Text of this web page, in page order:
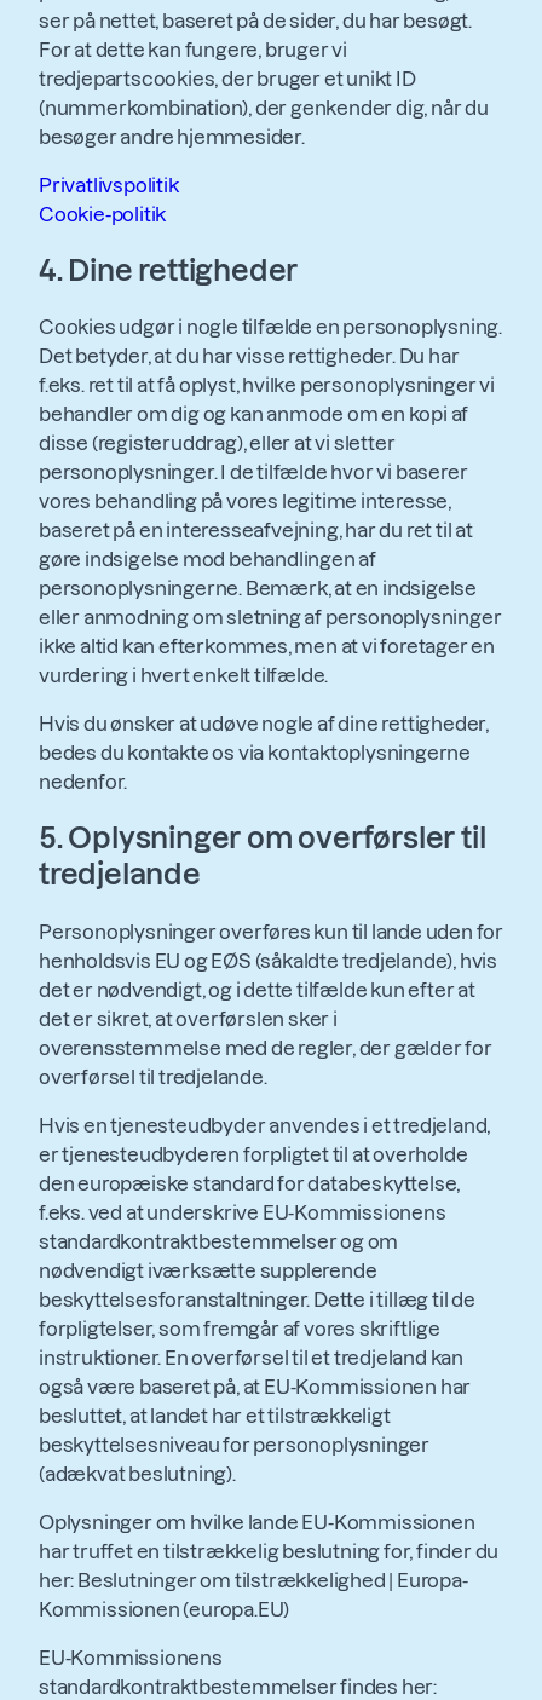
ser på nettet, baseret på de sider, du har besøgt.
For at dette kan fungere, bruger vi
tredjepartscookies, der bruger et unikt ID
(nummerkombination), der genkender dig, når du
besøger andre hjemmesider.
Privatlivspolitik
Cookie-politik
4. Dine rettigheder
Cookies udgør i nogle tilfælde en personoplysning.
Det betyder, at du har visse rettigheder. Du har
f.eks. ret til at få oplyst, hvilke personoplysninger vi
behandler om dig og kan anmode om en kopi af
disse (registeruddrag), eller at vi sletter
personoplysninger. I de tilfælde hvor vi baserer
vores behandling på vores legitime interesse,
baseret på en interesseafvejning, har du ret til at
gøre indsigelse mod behandlingen af
personoplysningerne. Bemærk, at en indsigelse
eller anmodning om sletning af personoplysninger
ikke altid kan efterkommes, men at vi foretager en
vurdering i hvert enkelt tilfælde.
Hvis du ønsker at udøve nogle af dine rettigheder,
bedes du kontakte os via kontaktoplysningerne
nedenfor.
5. Oplysninger om overførsler til
tredjelande
Personoplysninger overføres kun til lande uden for
henholdsvis EU og EØS (såkaldte tredjelande), hvis
det er nødvendigt, og i dette tilfælde kun efter at
det er sikret, at overførslen sker i
overensstemmelse med de regler, der gælder for
overførsel til tredjelande.
Hvis en tjenesteudbyder anvendes i et tredjeland,
er tjenesteudbyderen forpligtet til at overholde
den europæiske standard for databeskyttelse,
f.eks. ved at underskrive EU-Kommissionens
standardkontraktbestemmelser og om
nødvendigt iværksætte supplerende
beskyttelsesforanstaltninger. Dette i tillæg til de
forpligtelser, som fremgår af vores skriftlige
instruktioner. En overførsel til et tredjeland kan
også være baseret på, at EU-Kommissionen har
besluttet, at landet har et tilstrækkeligt
beskyttelsesniveau for personoplysninger
(adækvat beslutning).
Oplysninger om hvilke lande EU-Kommissionen
har truffet en tilstrækkelig beslutning for, finder du
her: Beslutninger om tilstrækkelighed | Europa-
Kommissionen (europa.EU)
EU-Kommissionens
standardkontraktbestemmelser findes her: